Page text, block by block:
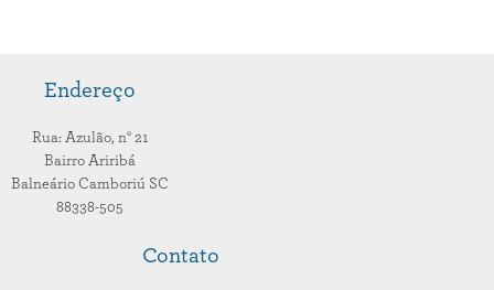
Endereço
Rua: Azulão, n° 21
Bairro Ariribá
Balneário Camboriú SC
88338-505
Contato